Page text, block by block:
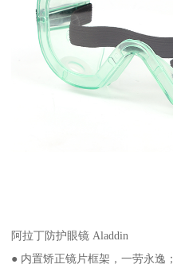
阿拉丁防护眼镜 Aladdin
● 内置矫正镜片框架，一劳永逸；